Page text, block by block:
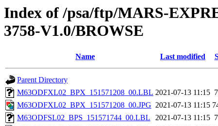
Index of /psa/ftp/MARS-
3758-V1.0/BROWSE
Name Last modified
Parent Directory
M63ODFXL02_BPX_151571208_00.LBL 2021-07-13 11:15
M63ODFXL02_BPX_151571208_00.JPG 2021-07-13 11:15
M63ODFSL02_BPS_151571744_00.LBL
2021-07-13 11:15